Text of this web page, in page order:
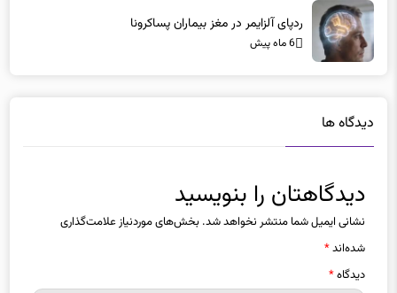
6 ماه پیش
نشانی ایمیل شما منتشر نخواهد شد.بخش‌های موردنیاز علامت‌گذاری
شده‌اند*
دیدگاه*